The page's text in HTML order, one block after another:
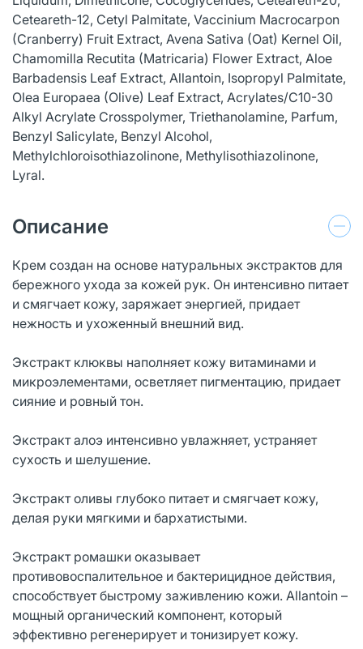
Ceteareth-12, Cetyl Palmitate, Vaccinium Macrocarpon
(Cranberry) Fruit Extract, Avena Sativa (Oat) Kernel Oil,
Chamomilla Recutita (Matricaria) Flower Extract, Aloe
Barbadensis Leaf Extract, Allantoin, Isopropyl Palmitate,
Olea Europaea (Olive) Leaf Extract, Acrylates/C10-30
Alkyl Acrylate Crosspolymer, Triethanolamine, Parfum,
Benzyl Salicylate, Benzyl Alcohol,
Methylchloroisothiazolinone, Methylisothiazolinone,
Lyral.
Описание
Крем создан на основе натуральных экстрактов для
бережного ухода за кожей рук. Он интенсивно питает
и смягчает кожу, заряжает энергией, придает
нежность и ухоженный внешний вид.
Экстракт клюквы наполняет кожу витаминами и
микроэлементами, осветляет пигментацию, придает
сияние и ровный тон.
Экстракт алоэ интенсивно увлажняет, устраняет
сухость и шелушение.
Экстракт оливы глубоко питает и смягчает кожу,
делая руки мягкими и бархатистыми.
Экстракт ромашки оказывает
противовоспалительное и бактерицидное действия,
способствует быстрому заживлению кожи. Allantoin –
мощный органический компонент, который
эффективно регенерирует и тонизирует кожу.